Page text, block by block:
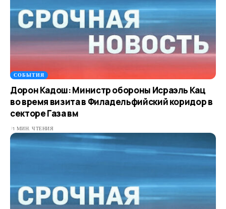
СОБЫТИЯ
Дорон Кадош: Министр обороны Исраэль Кац
во время визита в Филадельфийский коридор в
секторе Газа вм
1 МИН. ЧТЕНИЯ